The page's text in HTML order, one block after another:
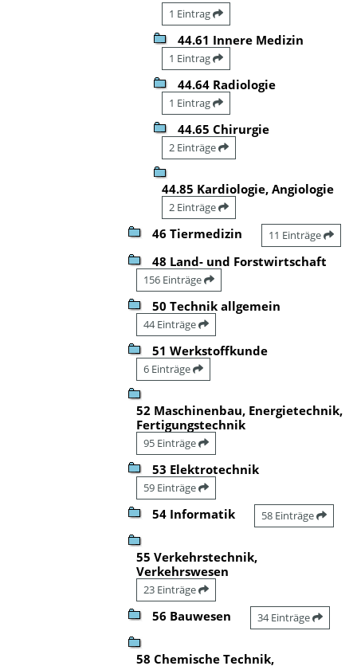
1 Eintrag
44.61 Innere Medizin
1 Eintrag
44.64 Radiologie
1 Eintrag
44.65 Chirurgie
2 Einträge
44.85 Kardiologie, Angiologie
2 Einträge
46 Tiermedizin 11 Einträge
48 Land- und Forstwirtschaft
156 Einträge
50 Technik allgemein
44 Einträge
51 Werkstoffkunde
6 Einträge
52 Maschinenbau, Energietechnik,
Fertigungstechnik
95 Einträge
53 Elektrotechnik
59 Einträge
54 Informatik 58 Einträge
55 Verkehrstechnik,
Verkehrswesen
23 Einträge
56 Bauwesen 34 Einträge
58 Chemische Technik,